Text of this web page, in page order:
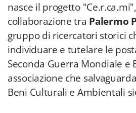
nasce il progetto
collaborazione tra Palermo
gruppo di ricercatori storici
individuare e tutelare le
Seconda Guerra Mondiale e
associazione che
Beni Culturali e Ambientali